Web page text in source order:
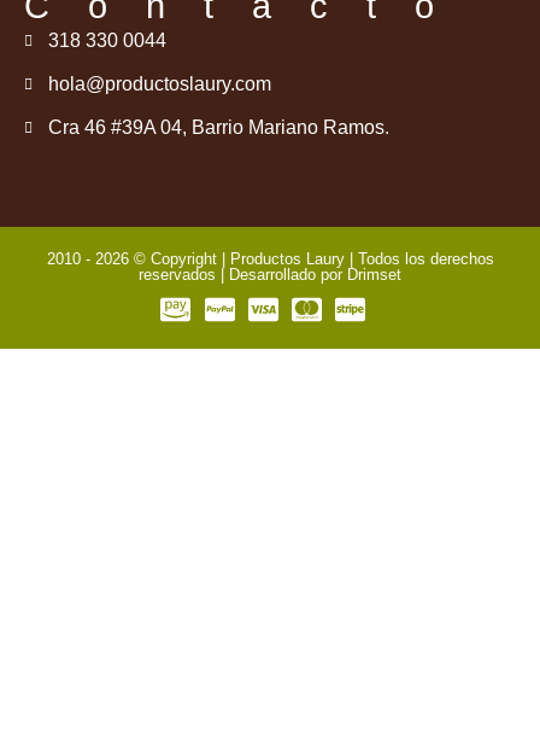
318 330 0044
hola@productoslaury.com
Cra 46 #39A 04, Barrio Mariano Ramos.
2010 - 2026 © Copyright | Productos Laury | Todos los derechos
reservados | Desarrollado por Drimset